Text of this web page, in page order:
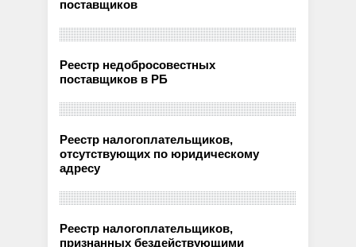
поставщиков
Реестр недобросовестных
поставщиков в РБ
Реестр налогоплательщиков,
отсутствующих по юридическому
адресу
Реестр налогоплательщиков,
признанных бездействующими